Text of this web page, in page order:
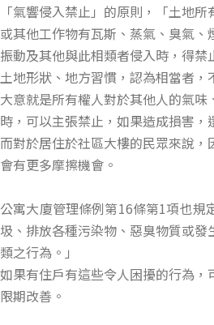
「氣響侵入禁止」的原則，「土地
或其他工作物有瓦斯、蒸氣、臭氣、
振動及其他與此相類者侵入時，得
土地形狀、地方習慣，認為相當者，
大意就是所有權人對於其他人的氣
時，可以主張禁止，如果造成損害，
而對於居住於社區大樓的民眾來說，
會有更多摩擦機會。
公寓大廈管理條例第16條第1項也規
圾、排放各種污染物、惡臭物質或
類之行為。」
如果有住戶有這些令人困擾的行為，
限期改善。